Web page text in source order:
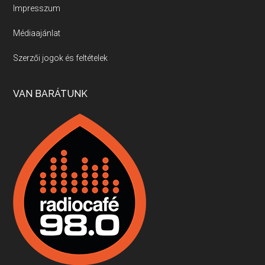
Villány, kékfrankos, Jackfall
Apr 17, 2026 • 00:35:38
Boston, teadélután, bab és homár
Apr 9, 2026 • 00:37:17
Fermentáljunk, a testünk meghálálja!
Apr 3, 2026 • 00:36:07
Impresszum
Médiaajánlat
Szerzői jogok és feltételek
VAN BARÁTUNK